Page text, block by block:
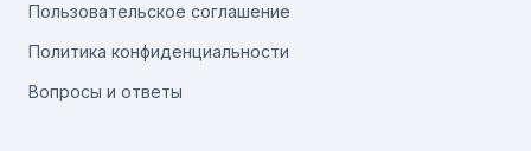
Пользовательское соглашение
Политика конфиденциальности
Вопросы и ответы